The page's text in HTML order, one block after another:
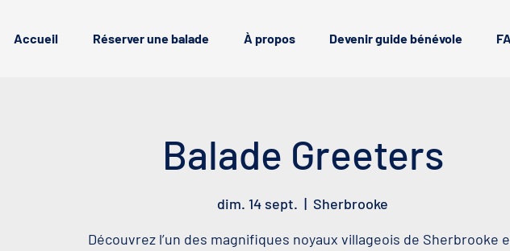
Accueil Réserver une balade À propos Devenir guide bénévole
Balade Greeters
dim. 14 sept.
  |
Sherbrooke
Découvrez l’un des magnifiques noyaux villageois de Sherbrooke